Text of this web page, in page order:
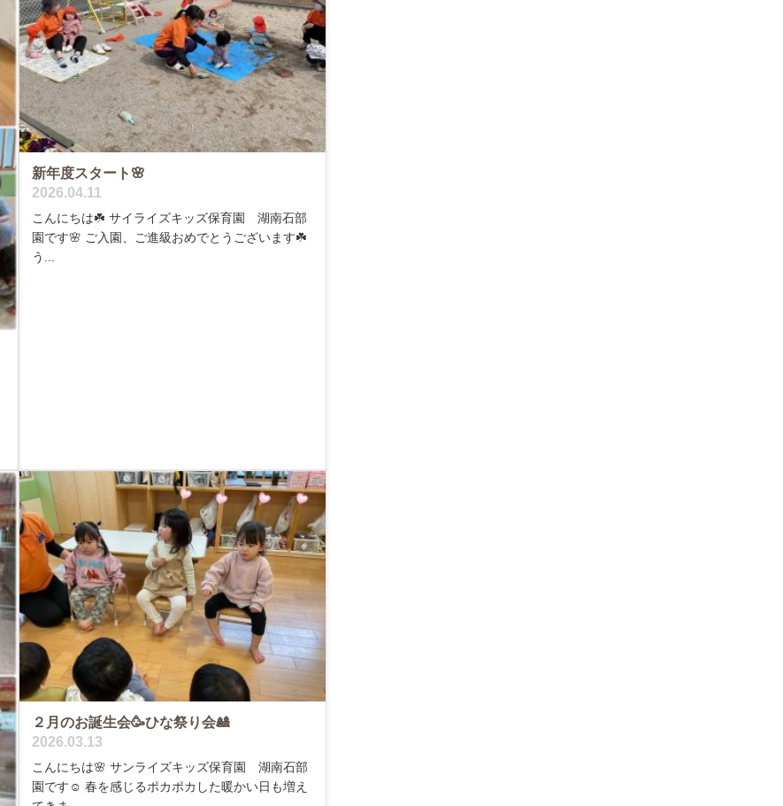
新年度スタート🌸
2026.04.11
こんにちは☘️ サイライズキッズ保育園 湖南石部
園です🌸 ご入園、ご進級おめでとうございます☘️
う...
２月のお誕生会🥳ひな祭り会🎎
2026.03.13
こんにちは🌸 サンライズキッズ保育園 湖南石部
園です☺️ 春を感じるポカポカした暖かい日も増え